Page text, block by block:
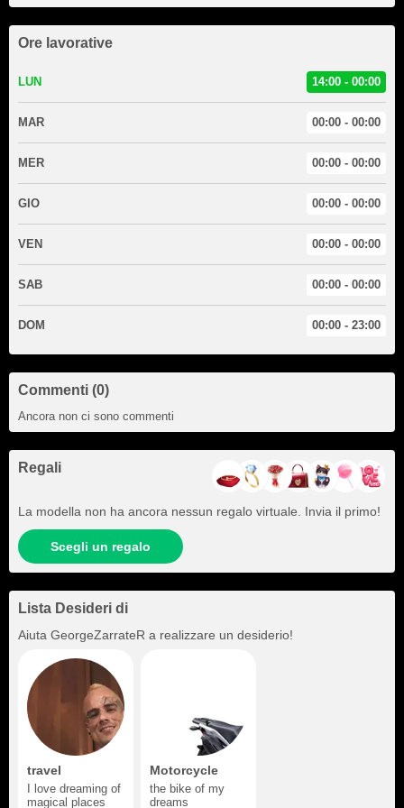
Ore lavorative
LUN 14:00 - 00:00
MAR 00:00 - 00:00
MER 00:00 - 00:00
GIO 00:00 - 00:00
VEN 00:00 - 00:00
SAB 00:00 - 00:00
DOM 00:00 - 23:00
Commenti (0)
Ancora non ci sono commenti
Regali
La modella non ha ancora nessun regalo virtuale. Invia il primo!
Scegli un regalo
Lista Desideri di
Aiuta GeorgeZarrateR a realizzare un desiderio!
travel
I love dreaming of
magical places
Motorcycle
the bike of my
dreams